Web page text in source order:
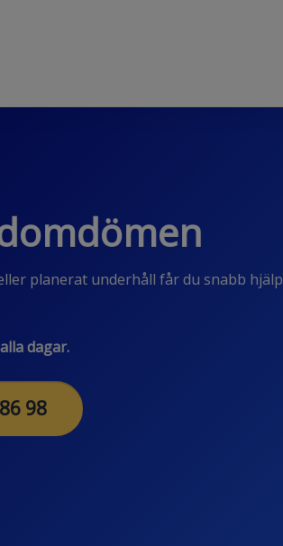
planerat underhåll får du snabb hjälp
dagar.
98